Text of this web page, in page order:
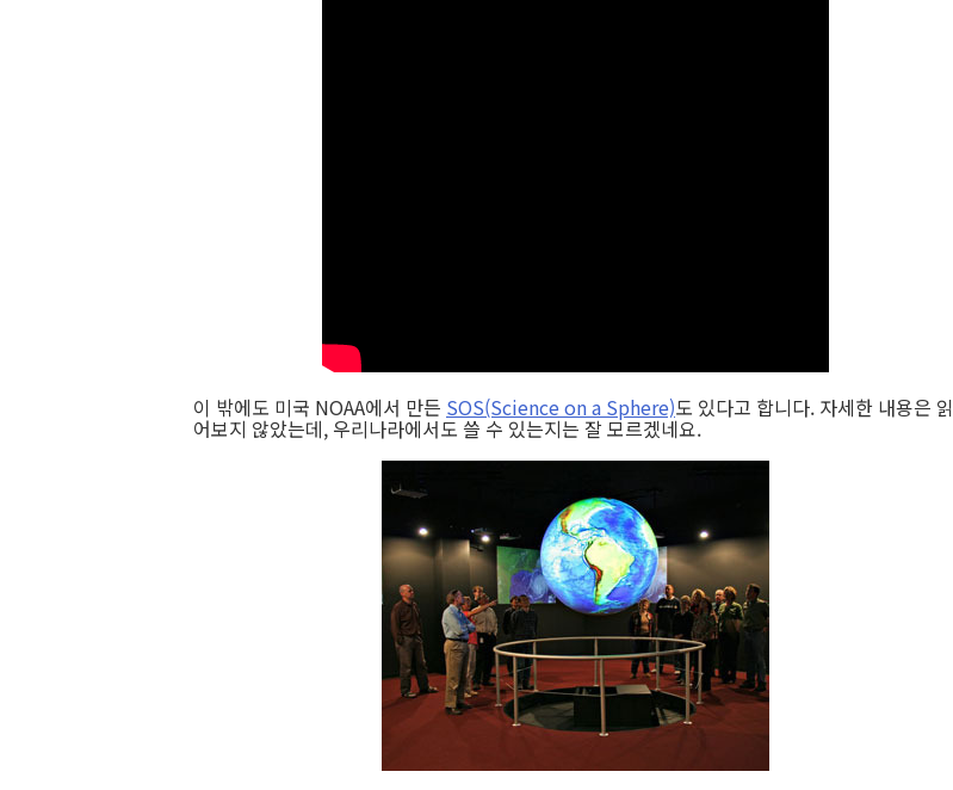
이 밖에도 미국 NOAA에서 만든 SOS(Science on a Sphere)도 있다고 합니다. 자세한 내용은 읽
어보지 않았는데, 우리나라에서도 쓸 수 있는지는 잘 모르겠네요.